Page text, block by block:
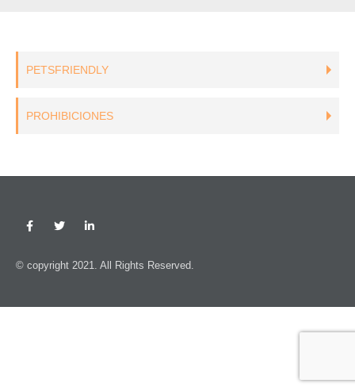
PETSFRIENDLY
PROHIBICIONES
© copyright 2021. All Rights Reserved.